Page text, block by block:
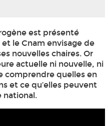
est présenté
le Cnam envisage de
nouvelles chaires. Or
actuelle ni nouvelle, ni
comprendre quelles en
et ce qu’elles peuvent
national.